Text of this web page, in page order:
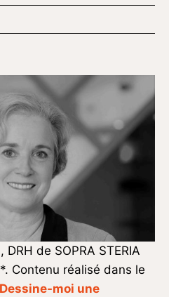
de SOPRA STERIA
Contenu réalisé dans le
Dessine-moi une